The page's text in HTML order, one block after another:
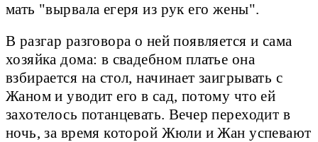
мать "вырвала егеря из рук его жены".
В разгар разговора о ней появляется и сама
хозяйка дома: в свадебном платье она
взбирается на стол, начинает заигрывать с
Жаном и уводит его в сад, потому что ей
захотелось потанцевать. Вечер переходит в
ночь, за время которой Жюли и Жан успевают